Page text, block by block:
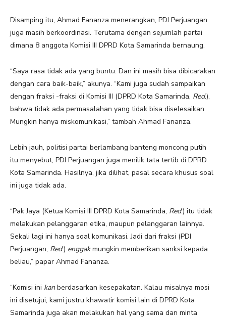
Disamping itu, Ahmad Fananza menerangkan, PDI Perjuangan
juga masih berkoordinasi. Terutama dengan sejumlah partai
dimana 8 anggota Komisi III DPRD Kota Samarinda bernaung.
“Saya rasa tidak ada yang buntu. Dan ini masih bisa dibicarakan
dengan cara baik-baik,” akunya. “Kami juga sudah sampaikan
dengan fraksi -fraksi di Komisi III (DPRD Kota Samarinda, Red.),
bahwa tidak ada permasalahan yang tidak bisa diselesaikan.
Mungkin hanya miskomunikasi,” tambah Ahmad Fananza.
Lebih jauh, politisi partai berlambang banteng moncong putih
itu menyebut, PDI Perjuangan juga menilik tata tertib di DPRD
Kota Samarinda. Hasilnya, jika dilihat, pasal secara khusus soal
ini juga tidak ada.
“Pak Jaya (Ketua Komisi III DPRD Kota Samarinda, Red.) itu tidak
melakukan pelanggaran etika, maupun pelanggaran lainnya.
Sekali lagi ini hanya soal komunikasi. Jadi dari fraksi (PDI
Perjuangan, Red.) enggakmungkin memberikan sanksi kepada
beliau,” papar Ahmad Fananza.
“Komisi ini kanberdasarkan kesepakatan. Kalau misalnya mosi
ini disetujui, kami justru khawatir komisi lain di DPRD Kota
Samarinda juga akan melakukan hal yang sama dan minta